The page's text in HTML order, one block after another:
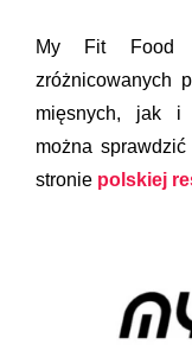
My Fit Food
zróżnicowanych
mięsnych, jak i
można
stronie polskiej